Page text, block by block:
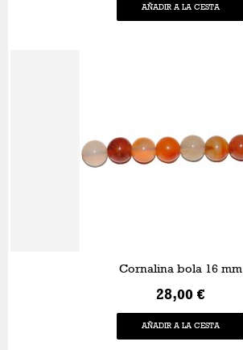
AÑADIR A LA CESTA
Cornalina bola 16 mm
28,00 €
AÑADIR A LA CESTA